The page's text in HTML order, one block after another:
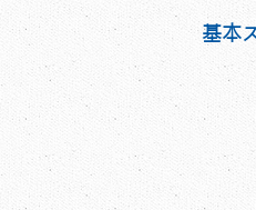
基本